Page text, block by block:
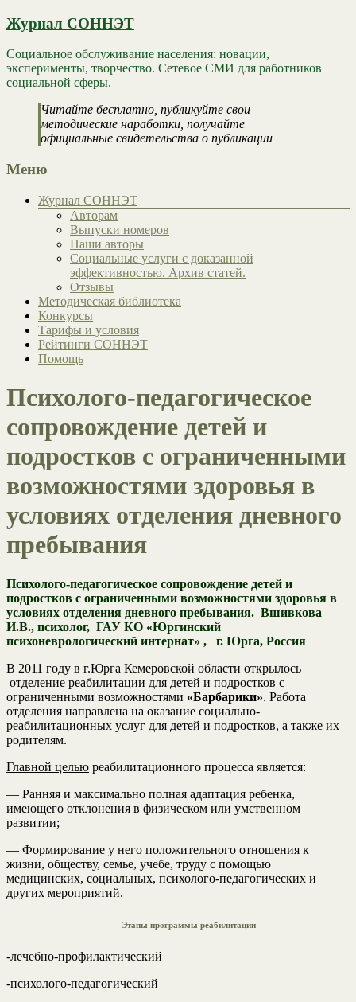
Журнал СОННЭТ
Социальное обслуживание населения: новации,
эксперименты, творчество. Сетевое СМИ для работников
социальной сферы.
Читайте бесплатно, публикуйте свои
методические наработки, получайте
официальные свидетельства о публикации
Меню
Журнал СОННЭТ
Авторам
Выпуски номеров
Наши авторы
Социальные услуги с доказанной
эффективностью. Архив статей.
Отзывы
Методическая библиотека
Конкурсы
Тарифы и условия
Рейтинги СОННЭТ
Помощь
Психолого-педагогическое
сопровождение детей и
подростков с ограниченными
возможностями здоровья в
условиях отделения дневного
пребывания
Психолого-педагогическое сопровождение детей и
подростков с ограниченными возможностями здоровья в
условиях отделения дневного пребывания. Вшивкова
И.В., психолог, ГАУ КО «Юргинский
психоневрологический интернат» , г. Юрга, Россия
В 2011 году в г.Юрга Кемеровской области открылось
отделение реабилитации для детей и подростков с
ограниченными возможностями «Барбарики». Работа
отделения направлена на оказание социально-
реабилитационных услуг для детей и подростков, а также их
родителям.
Главной целью реабилитационного процесса является:
— Ранняя и максимально полная адаптация ребенка,
имеющего отклонения в физическом или умственном
развитии;
— Формирование у него положительного отношения к
жизни, обществу, семье, учебе, труду с помощью
медицинских, социальных, психолого-педагогических и
других мероприятий.
Этапы программы реабилитации
-лечебно-профилактический
-психолого-педагогический